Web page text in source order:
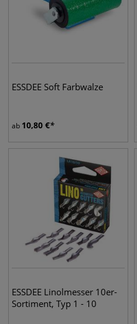
ESSDEE Soft Farbwalze
ab 10,80 €
ESSDEE Linolmesser 10er-
Sortiment, Typ 1 - 10